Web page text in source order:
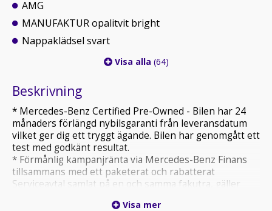
AMG
MANUFAKTUR opalitvit bright
Nappaklädsel svart
Visa alla (64)
Beskrivning
* Mercedes-Benz Certified Pre-Owned - Bilen har 24
månaders förlängd nybilsgaranti från leveransdatum
vilket ger dig ett tryggt ägande. Bilen har genomgått ett
test med godkänt resultat.
* Förmånlig kampanjränta via Mercedes-Benz Finans
tillsammans med ett paketerat och rabatterat
Serviceavtal samlat på en och samma fakutra, gäller
* Förmånligt Försäkringserbjudande i samband med
Visa mer